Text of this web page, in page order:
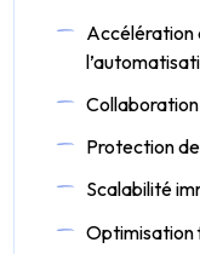
Accélération
Protection
Scalabilité
Optimisation